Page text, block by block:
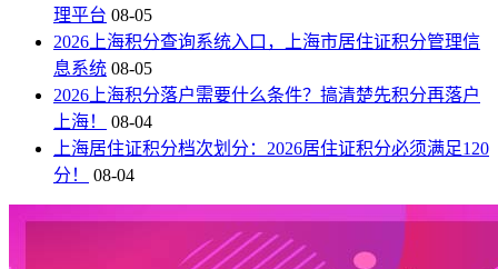
理平台 08-05
2026上海积分查询系统入口，上海市居住证积分管理信
息系统 08-05
2026上海积分落户需要什么条件？搞清楚先积分再落户
上海！
08-04
上海居住证积分档次划分：2026居住证积分必须满足120
分！
08-04